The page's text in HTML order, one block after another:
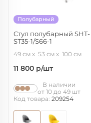
Полубарный
Стул полубарный SHT-
ST35-1/S66-1
49 см 53 см 100 см
11 800 р/шт
В наличии
от 10 до 49 шт
Код товара: 209254